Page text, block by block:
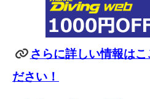
さらに詳しい情報は
ださい！